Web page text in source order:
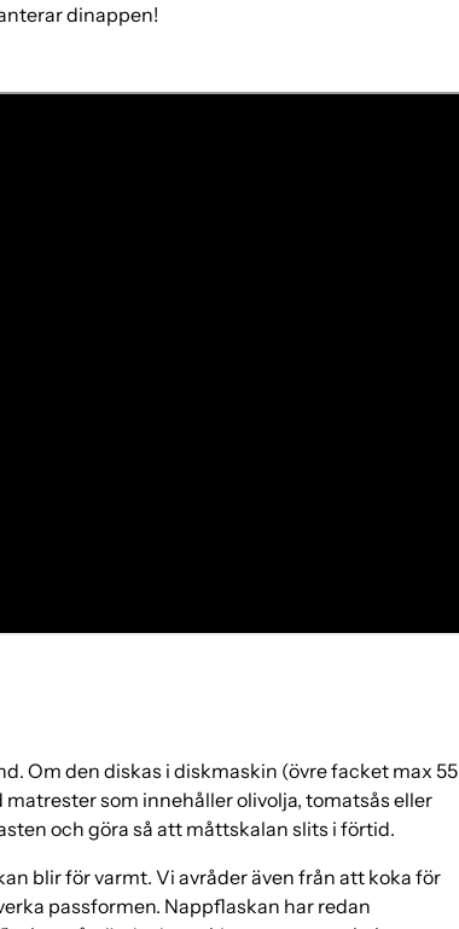
dinappen!
Om den diskas i diskmaskin (övre facket max 55
som innehåller olivolja, tomatsås eller
och göra så att måttskalan slits i förtid.
blir för varmt. Vi avråder även från att koka för
passformen. Nappflaskan har redan